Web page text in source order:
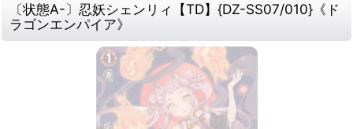
〔状態A-〕忍妖シェンリィ【TD】{DZ-SS07/010}《ド
ラゴンエンパイア》